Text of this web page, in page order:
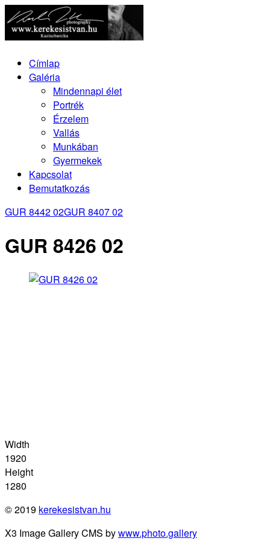
Címlap
Galéria
Mindennapi élet
Portrék
Érzelem
Vallás
Munkában
Gyermekek
Kapcsolat
Bemutatkozás
GUR 8442 02GUR 8407 02
GUR 8426 02
Width
1920
Height
1280
© 2019 kerekesistvan.hu
X3 Image Gallery CMS bywww.photo.gallery